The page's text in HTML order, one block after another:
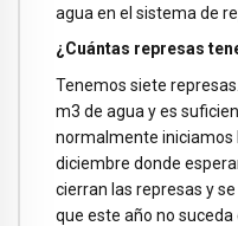
agua en el sistema de
¿Cuántas represas
Tenemos siete
m3 de agua y es
normalmente iniciamos
diciembre donde
cierran las represas y
que este año no suceda